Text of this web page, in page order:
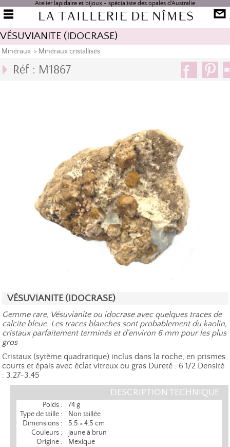
Atelier lapidaire et bijoux - spécialiste des opales d'Australie
VÉSUVIANITE (IDOCRASE)
Minéraux > Minéraux cristallisés
Réf : M1867
VÉSUVIANITE (IDOCRASE)
Gemme rare, Vésuvianite ou idocrase avec quelques traces de
calcite bleue. Les traces blanches sont probablement du kaolin,
cristaux parfaitement terminés et d'environ 6 mm pour les plus
gros
Cristaux (sytème quadratique) inclus dans la roche, en prismes
courts et épais avec éclat vitreux ou gras Dureté : 6 1/2 Densité
: 3.27-3.45
DESCRIPTION TECHNIQUE
Poids :
74 g
Type de taille :
Non taillée
Dimensions :
5.5 × 4.5 cm
Couleurs :
jaune à brun
Origine :
Mexique